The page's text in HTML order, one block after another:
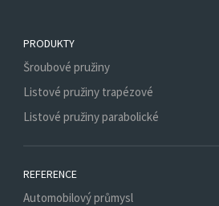
PRODUKTY
Šroubové pružiny
Listové pružiny trapézové
Listové pružiny parabolické
REFERENCE
Automobilový průmysl